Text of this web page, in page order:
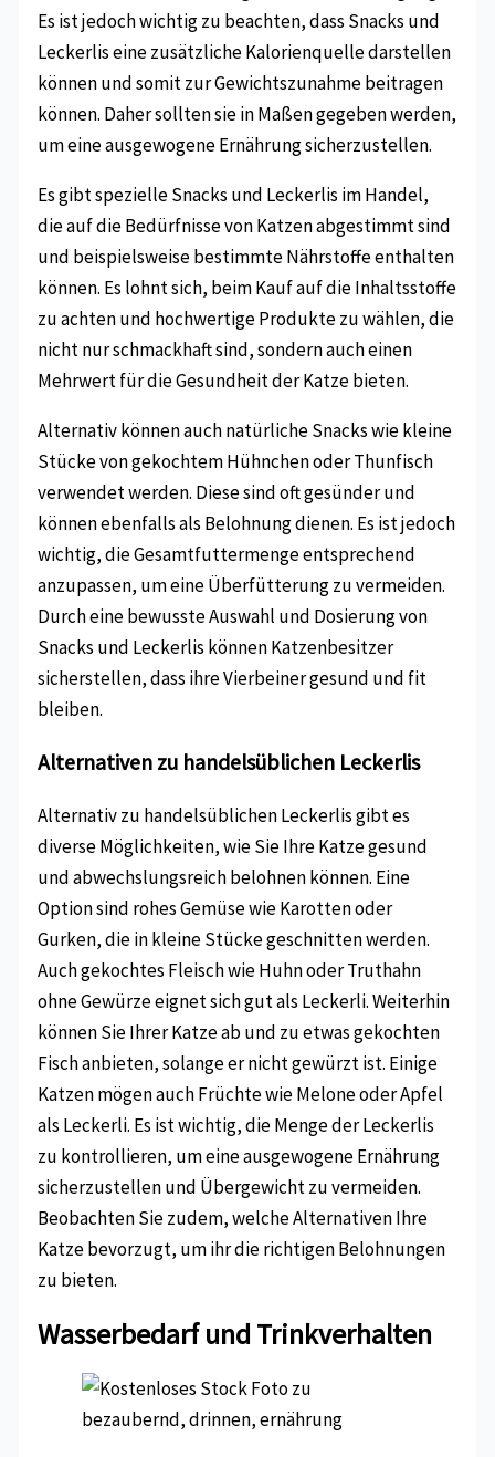
Es ist jedoch wichtig zu beachten, dass Snacks und
Leckerlis eine zusätzliche Kalorienquelle darstellen
können und somit zur Gewichtszunahme beitragen
können. Daher sollten sie in Maßen gegeben werden,
um eine ausgewogene Ernährung sicherzustellen.
Es gibt spezielle Snacks und Leckerlis im Handel,
die auf die Bedürfnisse von Katzen abgestimmt sind
und beispielsweise bestimmte Nährstoffe enthalten
können. Es lohnt sich, beim Kauf auf die Inhaltsstoffe
zu achten und hochwertige Produkte zu wählen, die
nicht nur schmackhaft sind, sondern auch einen
Mehrwert für die Gesundheit der Katze bieten.
Alternativ können auch natürliche Snacks wie kleine
Stücke von gekochtem Hühnchen oder Thunfisch
verwendet werden. Diese sind oft gesünder und
können ebenfalls als Belohnung dienen. Es ist jedoch
wichtig, die Gesamtfuttermenge entsprechend
anzupassen, um eine Überfütterung zu vermeiden.
Durch eine bewusste Auswahl und Dosierung von
Snacks und Leckerlis können Katzenbesitzer
sicherstellen, dass ihre Vierbeiner gesund und fit
bleiben.
Alternativen zu handelsüblichen Leckerlis
Alternativ zu handelsüblichen Leckerlis gibt es
diverse Möglichkeiten, wie Sie Ihre Katze gesund
und abwechslungsreich belohnen können. Eine
Option sind rohes Gemüse wie Karotten oder
Gurken, die in kleine Stücke geschnitten werden.
Auch gekochtes Fleisch wie Huhn oder Truthahn
ohne Gewürze eignet sich gut als Leckerli. Weiterhin
können Sie Ihrer Katze ab und zu etwas gekochten
Fisch anbieten, solange er nicht gewürzt ist. Einige
Katzen mögen auch Früchte wie Melone oder Apfel
als Leckerli. Es ist wichtig, die Menge der Leckerlis
zu kontrollieren, um eine ausgewogene Ernährung
sicherzustellen und Übergewicht zu vermeiden.
Beobachten Sie zudem, welche Alternativen Ihre
Katze bevorzugt, um ihr die richtigen Belohnungen
zu bieten.
Wasserbedarf und Trinkverhalten